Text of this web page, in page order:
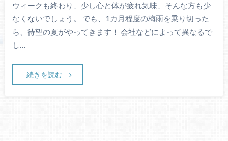
ウィークも終わり、少し心と体が疲れ気味、そんな方も少
なくないでしょう。 でも、1カ月程度の梅雨を乗り切った
ら、待望の夏がやってきます！ 会社などによって異なるで
し…
続きを読む